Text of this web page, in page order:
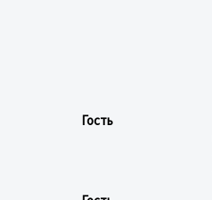
Гость